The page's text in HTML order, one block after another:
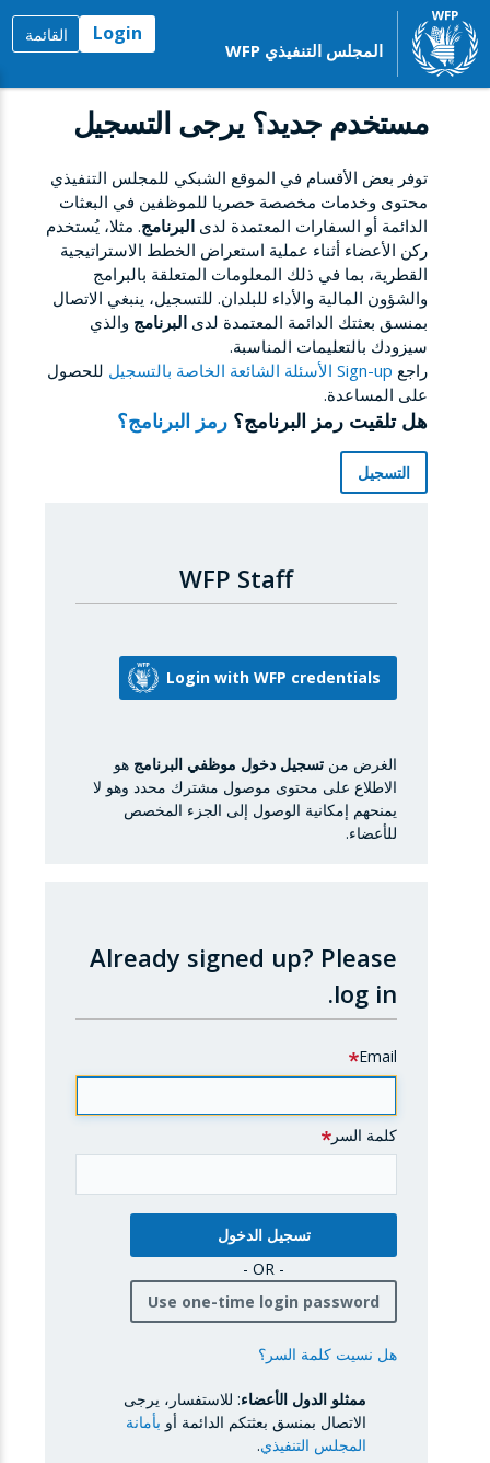
المجلس التنفيذي WFP
Login القائمة
مستخدم جديد؟ يرجى التسجيل
توفر بعض الأقسام في الموقع الشبكي للمجلس التنفيذي
محتوى وخدمات مخصصة حصريا للموظفين في البعثات
الدائمة أو السفارات المعتمدة لدى البرنامج. مثلا، يُستخدم
ركن الأعضاء أثناء عملية استعراض الخطط الاستراتيجية
القطرية، بما في ذلك المعلومات المتعلقة بالبرامج
والشؤون المالية والأداء للبلدان. للتسجيل، ينبغي الاتصال
بمنسق بعثتك الدائمة المعتمدة لدى البرنامج والذي
سيزودك بالتعليمات المناسبة.
راجع Sign-up الأسئلة الشائعة الخاصة بالتسجيل
للحصول
على المساعدة.
هل تلقيت رمز البرنامج؟ رمز البرنامج؟
التسجيل
WFP Staff
الغرض من تسجيل دخول موظفي البرنامج هو
الاطلاع على محتوى موصول مشترك محدد وهو لا
يمنحهم إمكانية الوصول إلى الجزء المخصص
للأعضاء.
Already signed up? Please
log in.
Email
كلمة السر
- OR -
Use one-time login password
هل نسيت كلمة السر؟
ممثلو الدول الأعضاء: للاستفسار، يرجى
الاتصال بمنسق بعثتكم الدائمة أو بأمانة
المجلس التنفيذي.